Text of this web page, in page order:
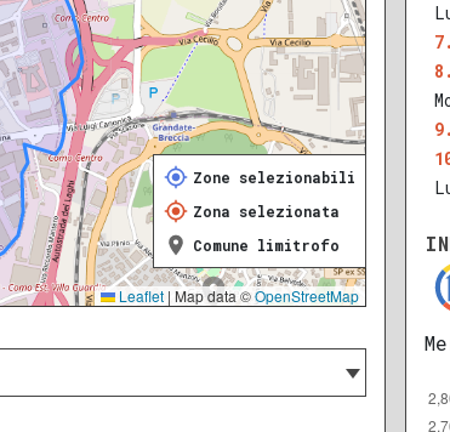
Leaflet | Map data ©OpenStreetMap
Zone selezionabili
Zona selezionata
Comune limitrofo